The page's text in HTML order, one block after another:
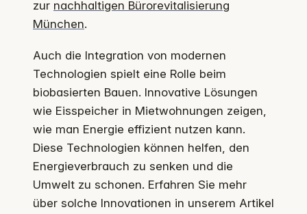
zur nachhaltigen Bürorevitalisierung
München.
Auch die Integration von modernen
Technologien spielt eine Rolle beim
biobasierten Bauen. Innovative Lösungen
wie Eisspeicher in Mietwohnungen zeigen,
wie man Energie effizient nutzen kann.
Diese Technologien können helfen, den
Energieverbrauch zu senken und die
Umwelt zu schonen. Erfahren Sie mehr
über solche Innovationen in unserem Artikel